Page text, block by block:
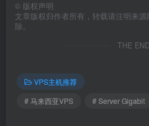
© 版权声明
文章版权归作者所有，转载请注明来
除。
THE END
VPS主机推荐
# 马来西亚VPS
# Server Gigabit